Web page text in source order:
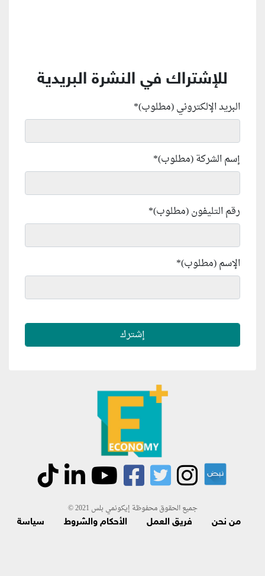
للإشتراك في النشرة البريدية
البريد الإلكتروني (مطلوب)*
إسم الشركة (مطلوب)*
رقم التليفون (مطلوب)*
الإسم (مطلوب)*
جميع الحقوق محفوظة إيكونمي بلس 2021 ©
من نحن فريق العمل الأحكام والشروط
سياسة